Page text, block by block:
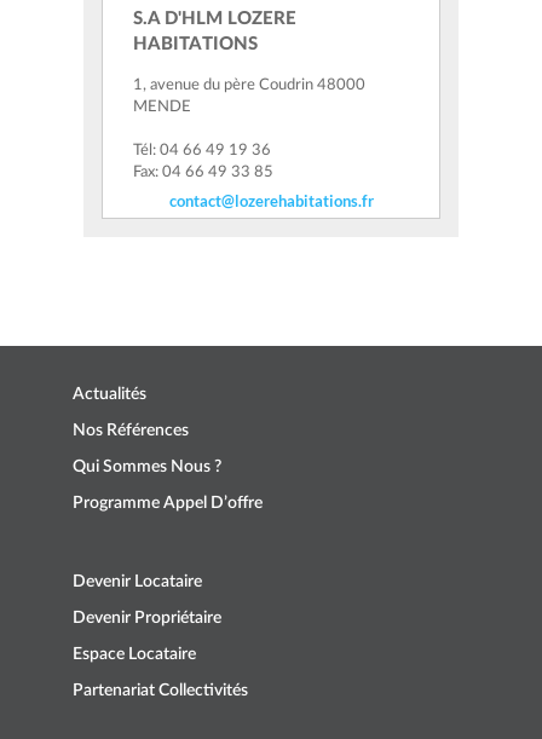
S.A D'HLM LOZERE
HABITATIONS
1, avenue du père Coudrin 48000
MENDE
Tél: 04 66 49 19 36
Fax: 04 66 49 33 85
contact@lozerehabitations.fr
Actualités
Nos Références
Qui Sommes Nous ?
Programme Appel D’offre
Devenir Locataire
Devenir Propriétaire
Espace Locataire
Partenariat Collectivités